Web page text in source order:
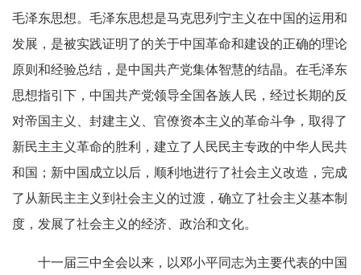
毛泽东思想。毛泽东思想是马克思列宁主义在中国的运用和
发展，是被实践证明了的关于中国革命和建设的正确的理论
原则和经验总结，是中国共产党集体智慧的结晶。在毛泽东
思想指引下，中国共产党领导全国各族人民，经过长期的反
对帝国主义、封建主义、官僚资本主义的革命斗争，取得了
新民主主义革命的胜利，建立了人民民主专政的中华人民共
和国；新中国成立以后，顺利地进行了社会主义改造，完成
了从新民主主义到社会主义的过渡，确立了社会主义基本制
度，发展了社会主义的经济、政治和文化。
十一届三中全会以来，以邓小平同志为主要代表的中国